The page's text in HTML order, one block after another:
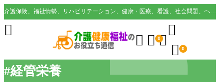
#経管栄養
介護保険、福祉情勢、リハビリテーション、健康・医療、看護、社会問題、ヘルスケア業界など様々な切り口から役立つ情報を配信。
  0

 0
